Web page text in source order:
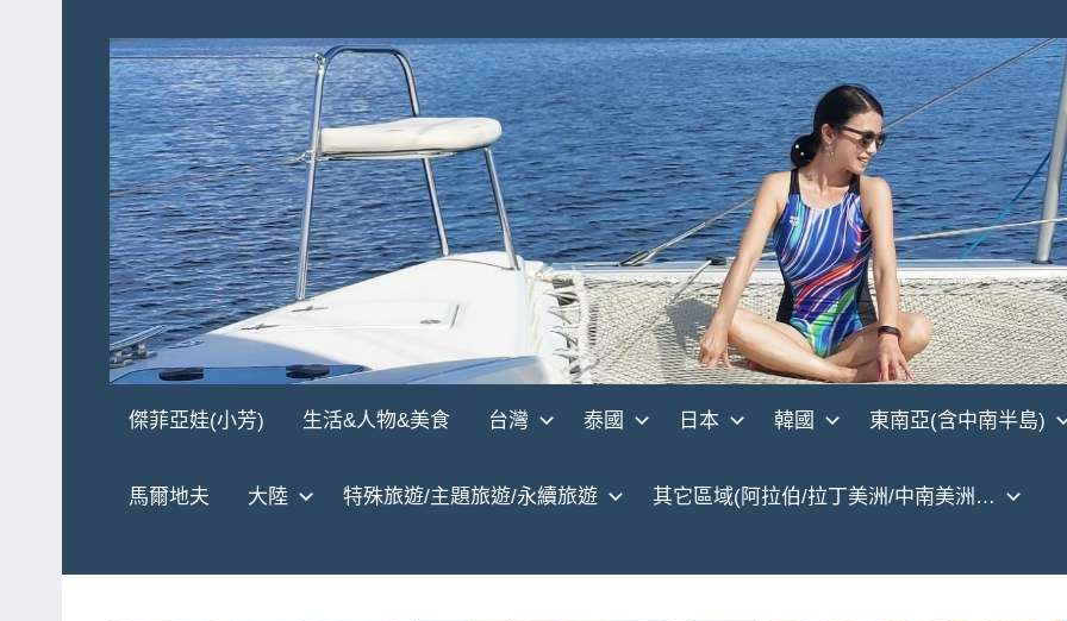
content
傑
娃
傑菲亞娃(小芳) 生活&人物&美食 台灣 泰國 日本 韓國 東南亞(含中南半島)
馬爾地夫 大陸 特殊旅遊/主題旅遊/永續旅遊 其它區域(阿拉伯/拉丁美洲/中南美洲…